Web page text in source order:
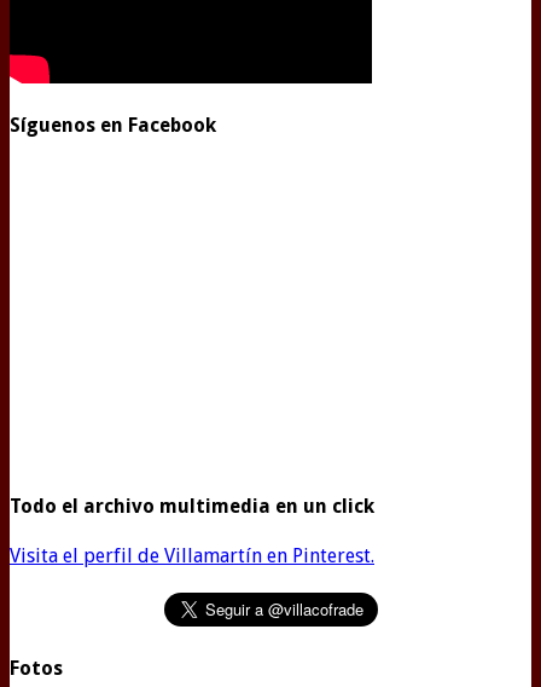
Síguenos en Facebook
Todo el archivo multimedia en un click
Visita el perfil de Villamartín en Pinterest.
Fotos